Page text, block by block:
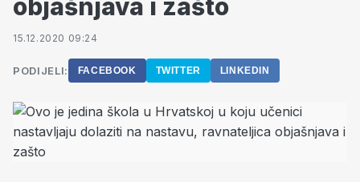
objašnjava i zašto
15.12.2020 09:24
PODIJELI: FACEBOOK TWITTER LINKEDIN